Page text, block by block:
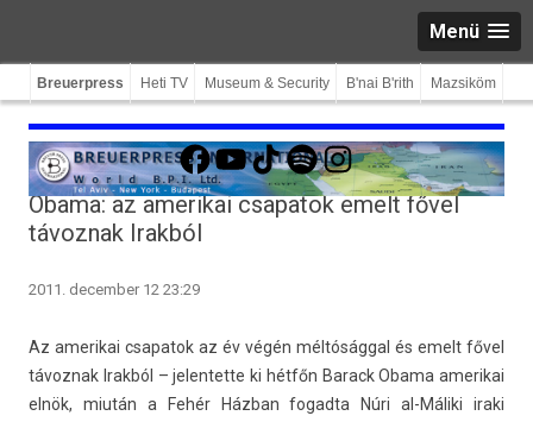
Menü
Breuerpress Heti TV Museum & Security B'nai B'rith Mazsiköm
Facebook
YouTube
TikTokSpotifyInstagram
Obama: az amerikai csapatok emelt fővel
távoznak Irakból
2011. december 12 23:29
Az amerikai csapatok az év végén méltósággal és emelt fővel
távoz­nak Irakból – jelen­tette ki hétfőn Barack Obama amerikai
elnök, miután a Fehér Házban fogad­ta Núri al-Máliki iraki